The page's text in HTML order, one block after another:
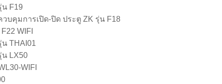
F19
บคุมการเปิด-ปิด ประตู ZK รุ่น F18
WIFI
THAI01
LX50
WIFI